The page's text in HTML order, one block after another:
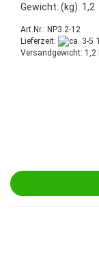
Gewicht: (kg): 1,2
Art.Nr.: NP3.2-12
Lieferzeit:
Versandgewicht: 1,2